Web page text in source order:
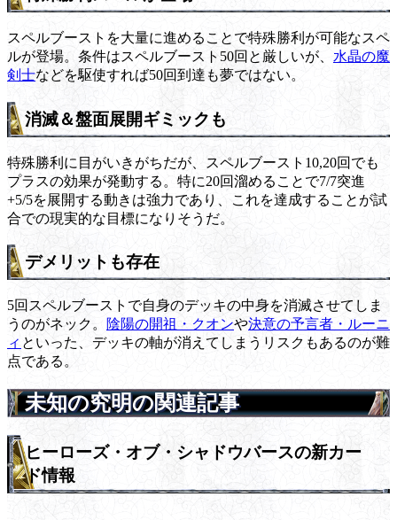
スペルブーストを大量に進めることで特殊勝利が可能なスペ
ルが登場。条件はスペルブースト50回と厳しいが、 水晶の魔
剣士などを駆使すれば50回到達も夢ではない。
消滅＆盤面展開ギミックも
特殊勝利に目がいきがちだが、スペルブースト10,20回でも
プラスの効果が発動する。特に20回溜めることで7/7突進
+5/5を展開する動きは強力であり、これを達成することが試
合での現実的な目標になりそうだ。
デメリットも存在
5回スペルブーストで自身のデッキの中身を消滅させてしま
うのがネック。
陰陽の開祖・クオンや決意の予言者・ルーニ
ィ といった、デッキの軸が消えてしまうリスクもあるのが難
点である。
未知の究明の関連記事
ヒーローズ・オブ・シャドウバースの新カー
ド情報